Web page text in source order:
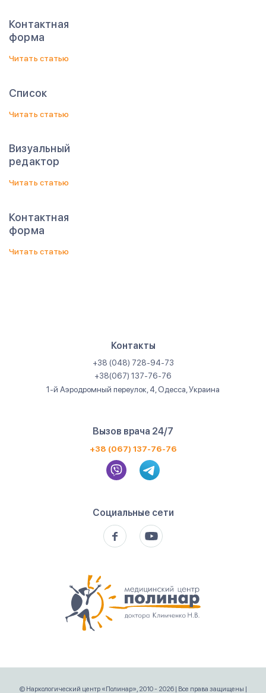
Контактная
форма
Читать статью
Список
Читать статью
Визуальный
редактор
Читать статью
Контактная
форма
Читать статью
Контакты
+38 (048) 728-94-73
+38(067) 137-76-76
1-й Аэродромный переулок, 4, Одесса, Украина
Вызов врача 24/7
+38 (067) 137-76-76
Социальные сети
© Наркологический центр «Полинар», 2010 - 2026 | Все права защищены |